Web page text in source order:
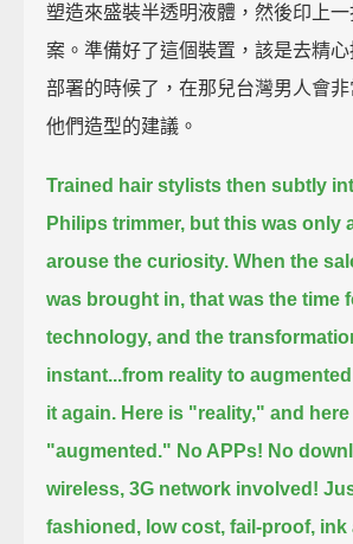
塑造來盛裝半透明液體，然後印上
案。準備好了這個裝置，該是去精
部署的時候了，在那兒台灣男人會
他們造型的建議。
Trained hair stylists then subtly
Philips trimmer, but this was only
arouse the curiosity. When the
was brought in, that was the time
technology, and the
instant...from reality to
it again. Here is "reality," and
"augmented." No APPs! No
wireless, 3G network involved!
fashioned, low cost, fail-proof, ink